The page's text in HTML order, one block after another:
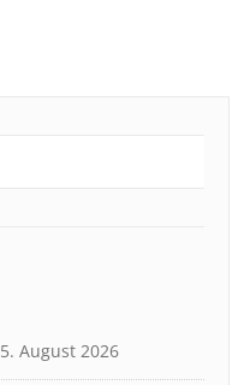
5. August 2026